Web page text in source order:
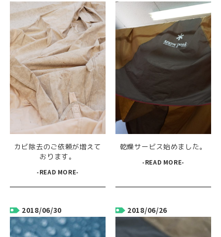
カビ除去のご依頼が増えて
おります。
-READ MORE-
乾燥サービス始めました。
-READ MORE-
2018/06/30 2018/06/26